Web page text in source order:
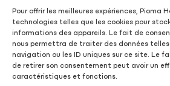
Pour offrir les meilleures expériences, Pioma
technologies telles que les cookies pour
informations des appareils. Le fait de
nous permettra de traiter des données
navigation ou les ID uniques sur ce site. Le
de retirer son consentement peut avoir un
caractéristiques et fonctions.